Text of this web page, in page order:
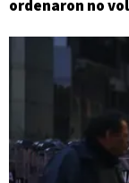
ordenaron no